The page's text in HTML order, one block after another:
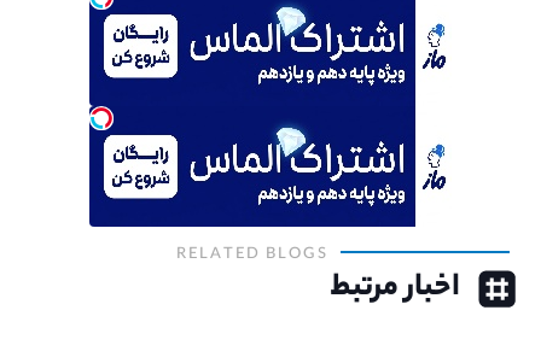
RELATED BLOGS
اخبار مرتبط